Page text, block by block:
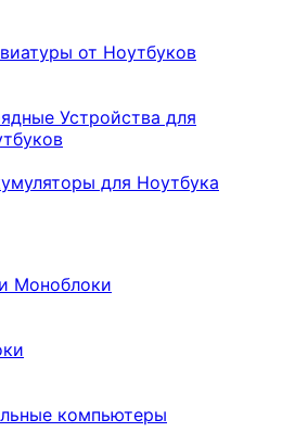
от Ноутбуков
Устройства для
для Ноутбука
Моноблоки
компьютеры